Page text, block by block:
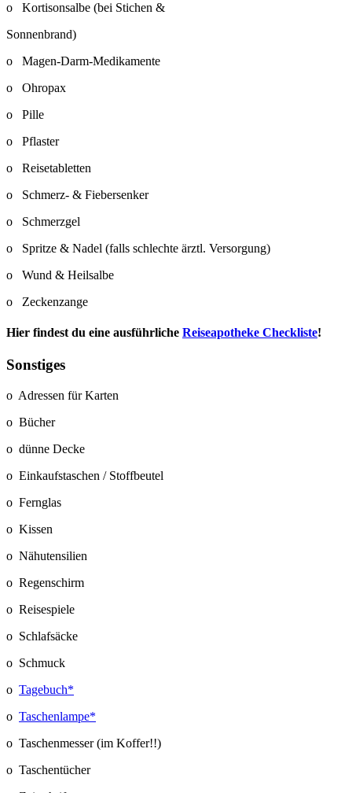
o Kortisonsalbe (bei Stichen &
Sonnenbrand)
o Magen-Darm-Medikamente
o Ohropax
o Pille
o Pflaster
o Reisetabletten
o Schmerz- & Fiebersenker
o Schmerzgel
o Spritze & Nadel (falls schlechte ärztl. Versorgung)
o Wund & Heilsalbe
o Zeckenzange
Hier findest du eine ausführliche Reiseapotheke Checkliste!
Sonstiges
o Adressen für Karten
o Bücher
o dünne Decke
o Einkaufstaschen / Stoffbeutel
o Fernglas
o Kissen
o Nähutensilien
o Regenschirm
o Reisespiele
o Schlafsäcke
o Schmuck
o Tagebuch*
o Taschenlampe*
o Taschenmesser (im Koffer!!)
o Taschentücher